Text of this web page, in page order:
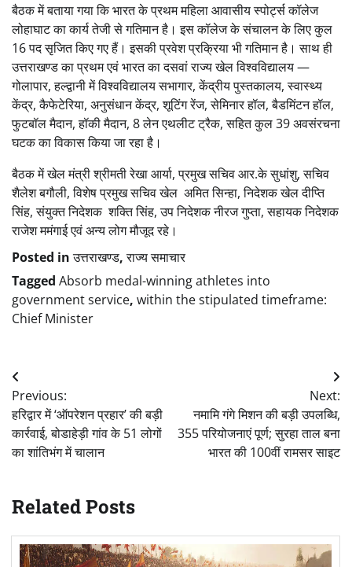
बैठक में बताया गया कि भारत के प्रथम महिला आवासीय स्पोर्ट्स कॉलेज
लोहाघाट का कार्य तेजी से गतिमान है। इस कॉलेज के संचालन के लिए कुल
16 पद सृजित किए गए हैं। इसकी प्रवेश प्रक्रिया भी गतिमान है। साथ ही
उत्तराखण्ड का प्रथम एवं भारत का दसवां राज्य खेल विश्वविद्यालय —
गोलापार, हल्द्वानी में विश्वविद्यालय सभागार, केंद्रीय पुस्तकालय, स्वास्थ्य
केंद्र, कैफेटेरिया, अनुसंधान केंद्र, शूटिंग रेंज, सेमिनार हॉल, बैडमिंटन हॉल,
फुटबॉल मैदान, हॉकी मैदान, 8 लेन एथलीट ट्रैक, सहित कुल 39 अवसंरचना
घटक का विकास किया जा रहा है।
बैठक में खेल मंत्री श्रीमती रेखा आर्या, प्रमुख सचिव आर.के सुधांशु, सचिव
शैलेश बगौली, विशेष प्रमुख सचिव खेल अमित सिन्हा, निदेशक खेल दीप्ति
सिंह, संयुक्त निदेशक शक्ति सिंह, उप निदेशक नीरज गुप्ता, सहायक निदेशक
राजेश ममंगाई एवं अन्य लोग मौजूद रहे।
Posted inउत्तराखण्ड,राज्य समाचार
Tagged Absorb medal-winning athletes into
government service, within the stipulated timeframe:
Chief Minister
Post
navigation
Previous:
हरिद्वार में ‘ऑपरेशन प्रहार’ की बड़ी
कार्रवाई, बोडाहेड़ी गांव के 51 लोगों
का शांतिभंग में चालान
Next:
नमामि गंगे मिशन की बड़ी उपलब्धि,
355 परियोजनाएं पूर्ण; सुरहा ताल बना
भारत की 100वीं रामसर साइट
Related Posts